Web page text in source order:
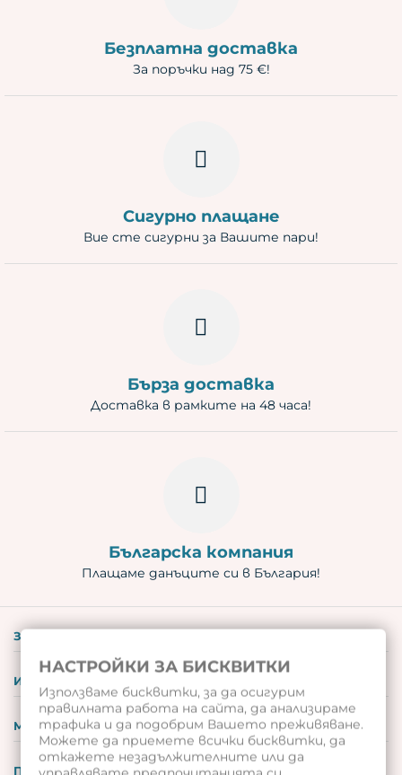
Безплатна доставка
За поръчки над 75 €!
Сигурно плащане
Вие сте сигурни за Вашите пари!
Бърза доставка
Доставка в рамките на 48 часа!
Българска компания
Плащаме данъците си в България!
ЗА НАС
ИНФОРМАЦИЯ
МОЯТ ПРОФИЛ
ПОДАРЪЧНИ ВАУЧЕРИ
НАСТРОЙКИ ЗА БИСКВИТКИ
Използваме бисквитки, за да осигурим
правилната работа на сайта, да анализираме
трафика и да подобрим Вашето преживяване.
Можете да приемете всички бисквитки, да
откажете незадължителните или да